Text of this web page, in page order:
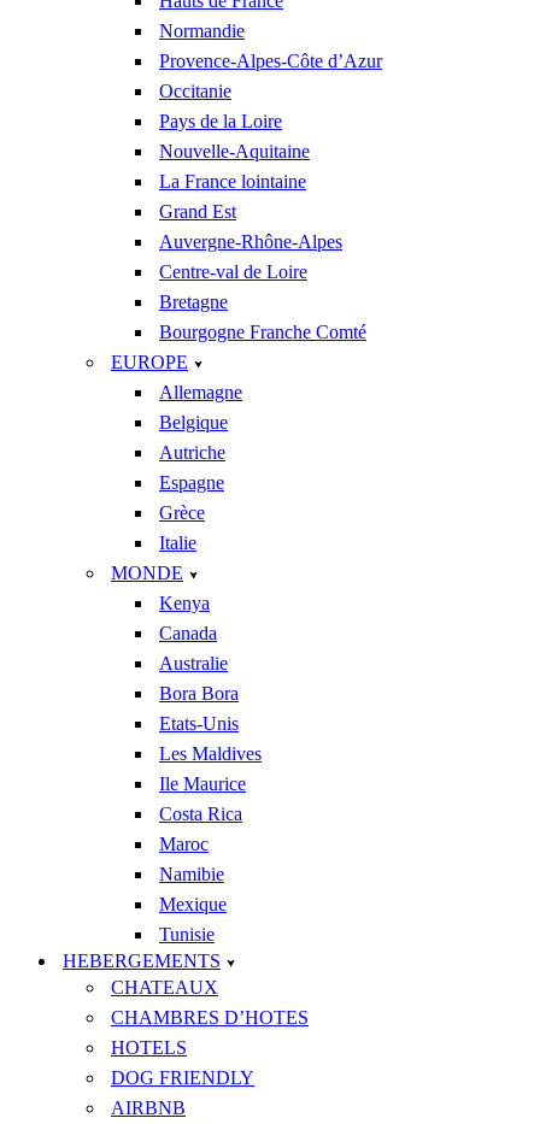
Normandie
Provence-Alpes-Côte d’Azur
Occitanie
Pays de la Loire
Nouvelle-Aquitaine
La France lointaine
Grand Est
Auvergne-Rhône-Alpes
Centre-val de Loire
Bretagne
Bourgogne Franche Comté
EUROPE
Allemagne
Belgique
Autriche
Espagne
Grèce
Italie
MONDE
Kenya
Canada
Australie
Bora Bora
Etats-Unis
Les Maldives
Ile Maurice
Costa Rica
Maroc
Namibie
Mexique
Tunisie
HEBERGEMENTS
CHATEAUX
CHAMBRES D’HOTES
HOTELS
DOG FRIENDLY
AIRBNB